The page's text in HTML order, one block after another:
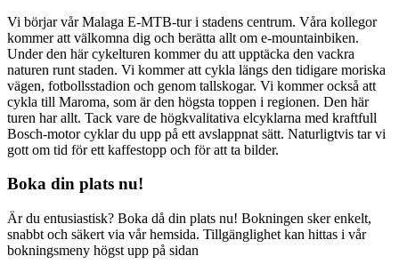
Vi börjar vår Malaga E-MTB-tur i stadens centrum. Våra kollegor
kommer att välkomna dig och berätta allt om e-mountainbiken.
Under den här cykelturen kommer du att upptäcka den vackra
naturen runt staden. Vi kommer att cykla längs den tidigare moriska
vägen, fotbollsstadion och genom tallskogar. Vi kommer också att
cykla till Maroma, som är den högsta toppen i regionen. Den här
turen har allt. Tack vare de högkvalitativa elcyklarna med kraftfull
Bosch-motor cyklar du upp på ett avslappnat sätt. Naturligtvis tar vi
gott om tid för ett kaffestopp och för att ta bilder.
Boka din plats nu!
Är du entusiastisk? Boka då din plats nu! Bokningen sker enkelt,
snabbt och säkert via vår hemsida. Tillgänglighet kan hittas i vår
bokningsmeny högst upp på sidan